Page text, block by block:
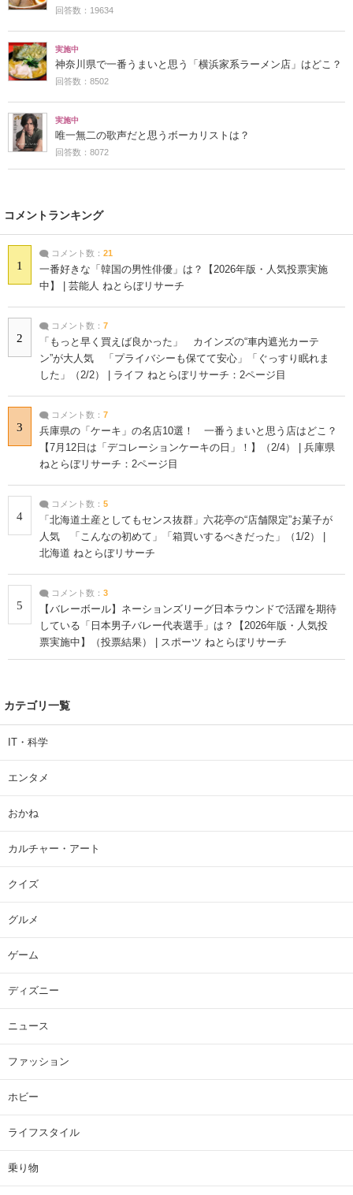
回答数：19634
実施中
神奈川県で一番うまいと思う「横浜家系ラーメン店」はどこ？
回答数：8502
実施中
唯一無二の歌声だと思うボーカリストは？
回答数：8072
コメントランキング
1
コメント数： 21
一番好きな「韓国の男性俳優」は？【2026年版・人気投票実施
中】 | 芸能人 ねとらぼリサーチ
2
コメント数： 7
「もっと早く買えば良かった」 カインズの“車内遮光カーテ
ン”が大人気 「プライバシーも保てて安心」「ぐっすり眠れま
した」（2/2） | ライフ ねとらぼリサーチ：2ページ目
3
コメント数： 7
兵庫県の「ケーキ」の名店10選！ 一番うまいと思う店はどこ？
【7月12日は「デコレーションケーキの日」！】（2/4） | 兵庫県
ねとらぼリサーチ：2ページ目
4
コメント数： 5
「北海道土産としてもセンス抜群」六花亭の“店舗限定”お菓子が
人気 「こんなの初めて」「箱買いするべきだった」（1/2） |
北海道 ねとらぼリサーチ
5
コメント数： 3
【バレーボール】ネーションズリーグ日本ラウンドで活躍を期待
している「日本男子バレー代表選手」は？【2026年版・人気投
票実施中】（投票結果） | スポーツ ねとらぼリサーチ
カテゴリ一覧
IT・科学
エンタメ
おかね
カルチャー・アート
クイズ
グルメ
ゲーム
ディズニー
ニュース
ファッション
ホビー
ライフスタイル
乗り物